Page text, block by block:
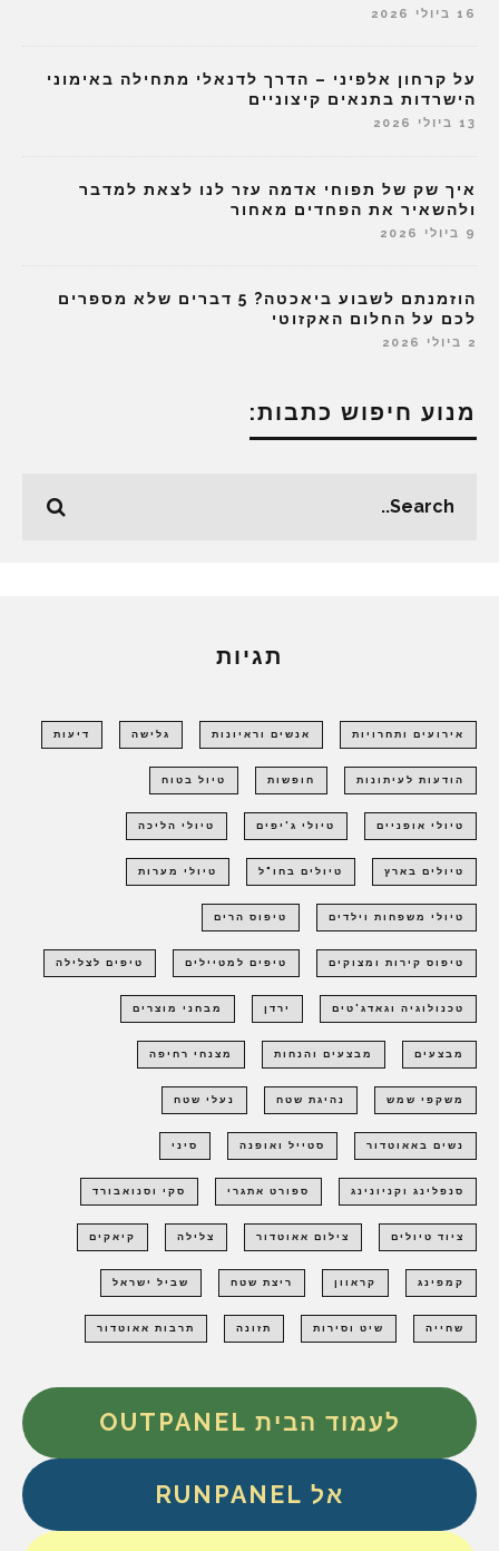
16 ביולי 2026
על קרחון אלפיני – הדרך לדנאלי מתחילה באימוני
הישרדות בתנאים קיצוניים
13 ביולי 2026
איך שק של תפוחי אדמה עזר לנו לצאת למדבר
ולהשאיר את הפחדים מאחור
9 ביולי 2026
הוזמנתם לשבוע ביאכטה? 5 דברים שלא מספרים
לכם על החלום האקזוטי
2 ביולי 2026
מנוע חיפוש כתבות:
תגיות
אירועים ותחרויות אנשים וראיונות גלישה דיעות
הודעות לעיתונות חופשות טיול בטוח
טיולי אופניים טיולי ג'יפים טיולי הליכה
טיולים בארץ טיולים בחו"ל טיולי מערות
טיולי משפחות וילדים טיפוס הרים
טיפוס קירות ומצוקים טיפים למטיילים טיפים לצלילה
טכנולוגיה וגאדג'טים ירדן מבחני מוצרים
מבצעים מבצעים והנחות מצנחי רחיפה
משקפי שמש נהיגת שטח נעלי שטח
נשים באאוטדור סטייל ואופנה סיני
סנפלינג וקניונינג ספורט אתגרי סקי וסנואבורד
ציוד טיולים צילום אאוטדור צלילה קיאקים
קמפינג קראוון ריצת שטח שביל ישראל
שחייה שיט וסירות תזונה תרבות אאוטדור
לעמוד הבית OUTPANEL
אל RUNPANEL